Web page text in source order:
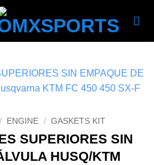
/ ENGINE / GASKETS KIT
SUPERIORES SIN
HUSQ/KTM